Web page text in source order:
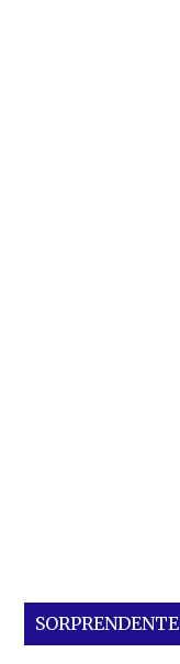
SORPRENDENTE